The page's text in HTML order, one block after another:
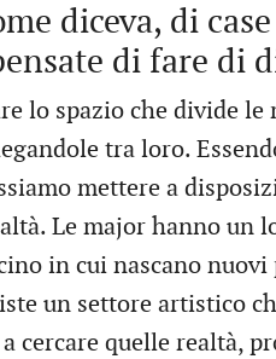
diceva, di
di fare di
lo spazio che divide
tra loro.
mettere a
Le major hanno un
in cui nascano
un settore artistico
cercare quelle realtà,